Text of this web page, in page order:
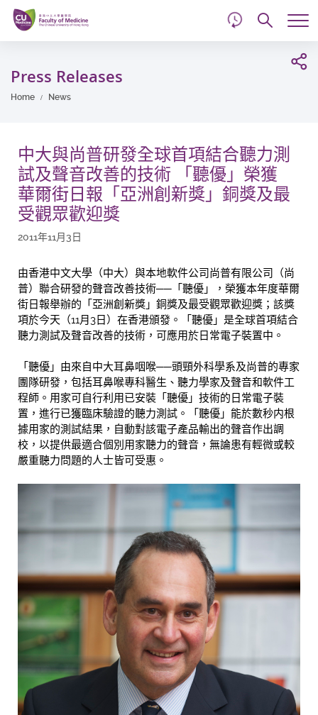
Skip
main
content
Press Releases
Home News
中大與尚普研發全球首項結合聽力測
試及聲音改善的技術 「聽優」榮獲
華爾街日報「亞洲創新獎」銅獎及最
受觀眾歡迎獎
2011年11月3日
由香港中文大學（中大）與本地軟件公司尚普有限公司（尚
普）聯合研發的聲音改善技術──「聽優」，榮獲本年度華爾
街日報舉辦的「亞洲創新獎」銅獎及最受觀眾歡迎獎；該獎
項於今天（11月3日）在香港頒發。「聽優」是全球首項結合
聽力測試及聲音改善的技術，可應用於日常電子裝置中。
「聽優」由來自中大耳鼻咽喉──頭頸外科學系及尚普的專家
團隊研發，包括耳鼻喉專科醫生、聽力學家及聲音和軟件工
程師。用家可自行利用已安裝「聽優」技術的日常電子裝
置，進行已獲臨床驗證的聽力測試。「聽優」能於數秒内根
據用家的測試結果，自動對該電子產品輸出的聲音作出調
校，以提供最適合個別用家聽力的聲音，無論患有輕微或較
嚴重聽力問題的人士皆可受惠。